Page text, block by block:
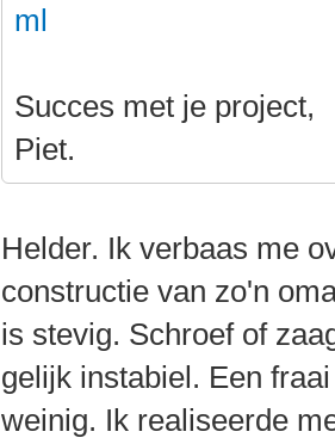
ml
Succes met je project,
Piet.
Helder. Ik verbaas me
constructie van zo'n
is stevig. Schroef of
gelijk instabiel. Een
weinig. Ik realiseerde